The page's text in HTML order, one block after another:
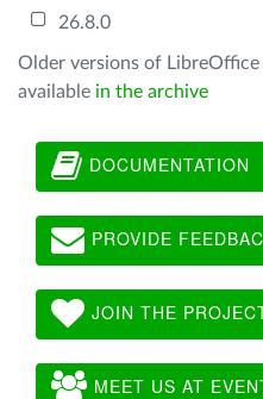
26.8.0
Older versions of
available in the archive
DOCUMENTATION
PROVIDE
JOIN THE
MEET US AT